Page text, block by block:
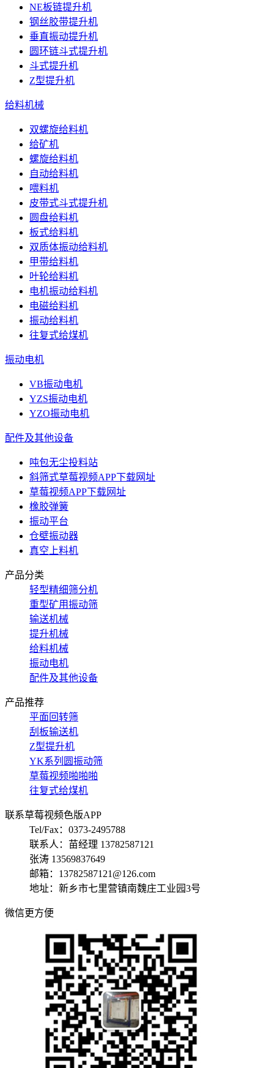
NE板链提升机
钢丝胶带提升机
垂直振动提升机
圆环链斗式提升机
斗式提升机
Z型提升机
给料机械
双螺旋给料机
给矿机
螺旋给料机
自动给料机
喂料机
皮带式斗式提升机
圆盘给料机
板式给料机
双质体振动给料机
甲带给料机
叶轮给料机
电机振动给料机
电磁给料机
振动给料机
往复式给煤机
振动电机
VB振动电机
YZS振动电机
YZO振动电机
配件及其他设备
吨包无尘投料站
斜筛式草莓视频APP下载网址
草莓视频APP下载网址
橡胶弹簧
振动平台
仓壁振动器
真空上料机
产品分类
轻型精细筛分机
重型矿用振动筛
输送机械
提升机械
给料机械
振动电机
配件及其他设备
产品推荐
平面回转筛
刮板输送机
Z型提升机
YK系列圆振动筛
草莓视频啪啪啪
往复式给煤机
联系草莓视频色版APP
Tel/Fax：0373-2495788
联系人：苗经理 13782587121
张涛 13569837649
邮箱：13782587121@126.com
地址：新乡市七里营镇南魏庄工业园3号
微信更方便